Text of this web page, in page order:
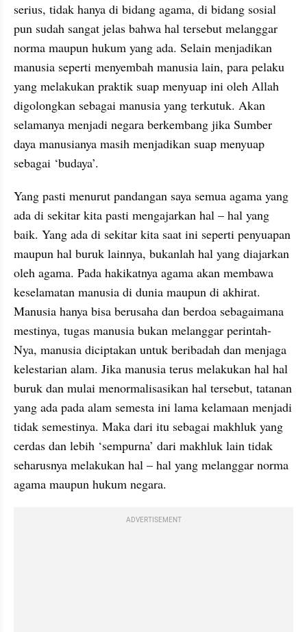
serius, tidak hanya di bidang agama, di bidang sosial
pun sudah sangat jelas bahwa hal tersebut melanggar
norma maupun hukum yang ada. Selain menjadikan
manusia seperti menyembah manusia lain, para pelaku
yang melakukan praktik suap menyuap ini oleh Allah
digolongkan sebagai manusia yang terkutuk. Akan
selamanya menjadi negara berkembang jika Sumber
daya manusianya masih menjadikan suap menyuap
sebagai ‘budaya’.
Yang pasti menurut pandangan saya semua agama yang
ada di sekitar kita pasti mengajarkan hal – hal yang
baik. Yang ada di sekitar kita saat ini seperti penyuapan
maupun hal buruk lainnya, bukanlah hal yang diajarkan
oleh agama. Pada hakikatnya agama akan membawa
keselamatan manusia di dunia maupun di akhirat.
Manusia hanya bisa berusaha dan berdoa sebagaimana
mestinya, tugas manusia bukan melanggar perintah-
Nya, manusia diciptakan untuk beribadah dan menjaga
kelestarian alam. Jika manusia terus melakukan hal hal
buruk dan mulai menormalisasikan hal tersebut, tatanan
yang ada pada alam semesta ini lama kelamaan menjadi
tidak semestinya. Maka dari itu sebagai makhluk yang
cerdas dan lebih ‘sempurna’ dari makhluk lain tidak
seharusnya melakukan hal – hal yang melanggar norma
agama maupun hukum negara.
ADVERTISEMENT